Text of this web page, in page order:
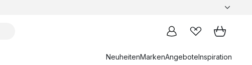
NeuheitenMarkenAngeboteInspiration